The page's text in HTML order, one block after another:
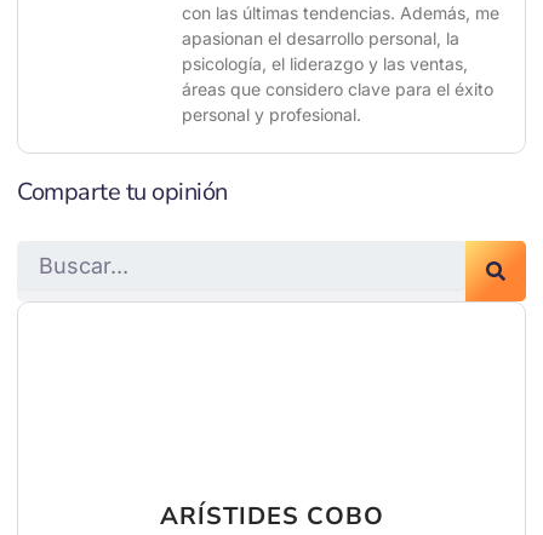
con las últimas tendencias. Además, me
apasionan el desarrollo personal, la
psicología, el liderazgo y las ventas,
áreas que considero clave para el éxito
personal y profesional.
Comparte tu opinión
Search
ARÍSTIDES COBO